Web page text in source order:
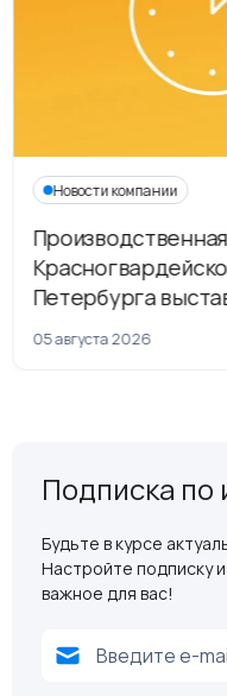
Новости компании
Петербурга
рамках
05 августа 2026
Подписка по
Будьте в курсе
Настройте подписку
важное для вас!